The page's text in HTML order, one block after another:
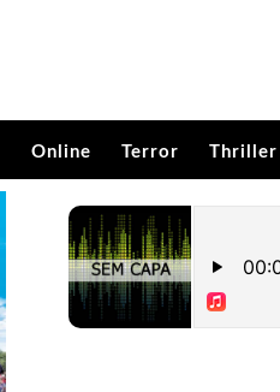
Online Terror Thriller